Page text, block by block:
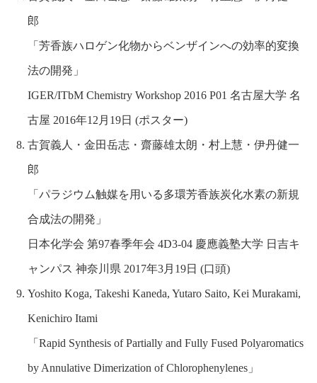
郎
「芳香族ハロゲン化物からベンザインへの効率的変換
法の開発」
IGER/ITbM Chemistry Workshop 2016 P01 名古屋大学 名
古屋 2016年12月19日 (ポスター)
古賀義人・金田岳志・齋藤雄太朗・村上慧・伊丹健一
郎
「パラジウム触媒を用いる多環芳香族炭化水素の新規
合成法の開発」
日本化学会 第97春季年会 4D3-04 慶應義塾大学 日吉キ
ャンパス 神奈川県 2017年3月19日 (口頭)
Yoshito Koga, Takeshi Kaneda, Yutaro Saito, Kei Murakami,
Kenichiro Itami
「Rapid Synthesis of Partially and Fully Fused Polyaromatics
by Annulative Dimerization of Chlorophenylenes」